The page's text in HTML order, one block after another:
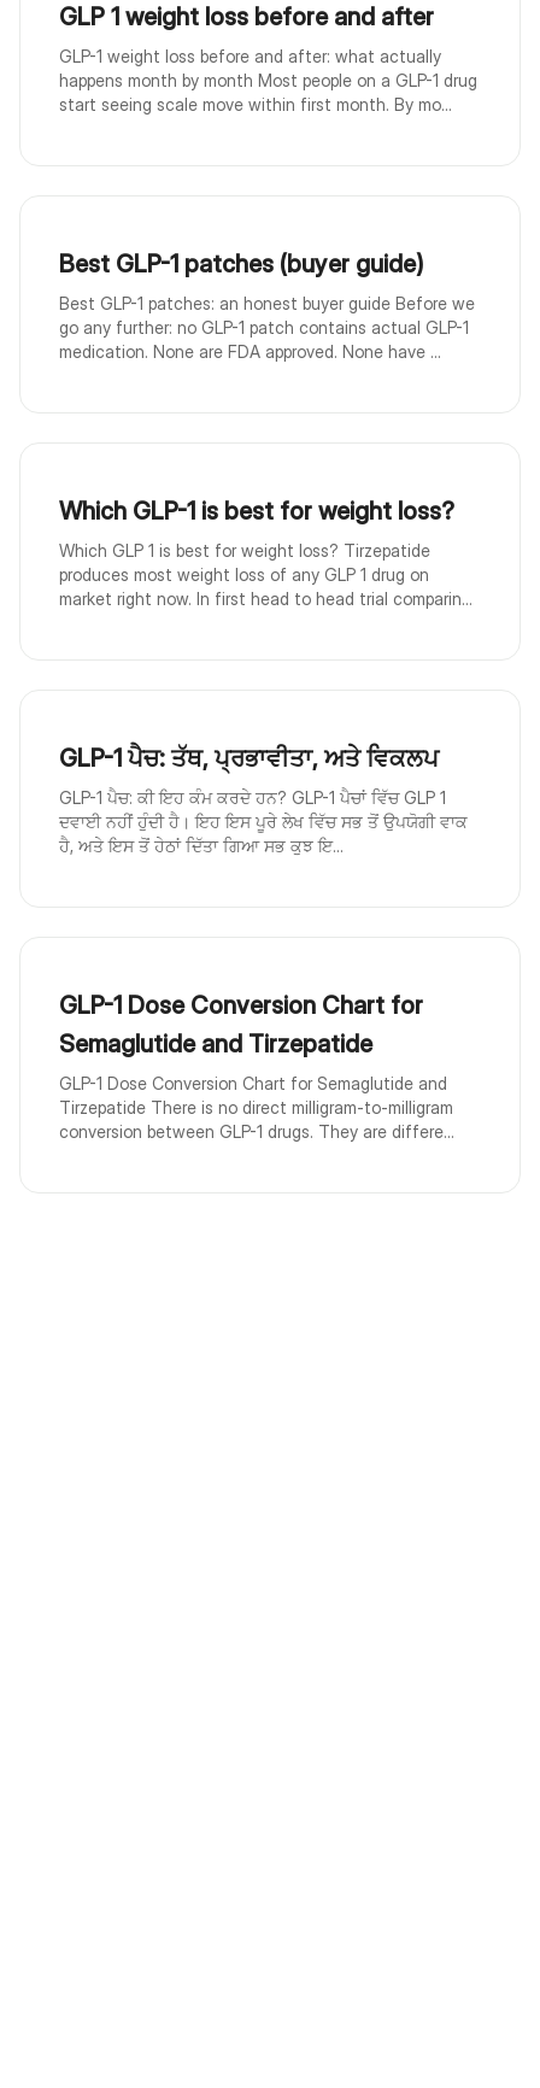
GLP 1 weight loss before and after
GLP-1 weight loss before and after: what actually
happens month by month Most people on a GLP-1 drug
start seeing scale move within first month. By mo...
Best GLP-1 patches (buyer guide)
Best GLP-1 patches: an honest buyer guide Before we
go any further: no GLP-1 patch contains actual GLP-1
medication. None are FDA approved. None have ...
Which GLP-1 is best for weight loss?
Which GLP 1 is best for weight loss? Tirzepatide
produces most weight loss of any GLP 1 drug on
market right now. In first head to head trial comparin...
GLP-1 ਪੈਚ: ਤੱਥ, ਪ੍ਰਭਾਵੀਤਾ, ਅਤੇ ਵਿਕਲਪ
GLP-1 ਪੈਚ: ਕੀ ਇਹ ਕੰਮ ਕਰਦੇ ਹਨ? GLP-1 ਪੈਚਾਂ ਵਿੱਚ GLP 1
ਦਵਾਈ ਨਹੀਂ ਹੁੰਦੀ ਹੈ। ਇਹ ਇਸ ਪੂਰੇ ਲੇਖ ਵਿੱਚ ਸਭ ਤੋਂ ਉਪਯੋਗੀ ਵਾਕ
ਹੈ, ਅਤੇ ਇਸ ਤੋਂ ਹੇਠਾਂ ਦਿੱਤਾ ਗਿਆ ਸਭ ਕੁਝ ਇ...
GLP-1 Dose Conversion Chart for
Semaglutide and Tirzepatide
GLP-1 Dose Conversion Chart for Semaglutide and
Tirzepatide There is no direct milligram-to-milligram
conversion between GLP-1 drugs. They are differe...